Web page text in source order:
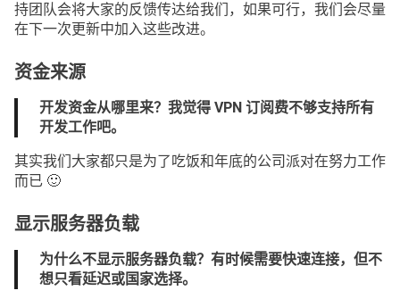
持团队会将大家的反馈传达给我们，如果可行，我们会尽量
在下一次更新中加入这些改进。
资金来源
开发资金从哪里来？我觉得 VPN 订阅费不够支持所有
开发工作吧。
其实我们大家都只是为了吃饭和年底的公司派对在努力工作
而已 🙂
显示服务器负载
为什么不显示服务器负载？有时候需要快速连接，但不
想只看延迟或国家选择。